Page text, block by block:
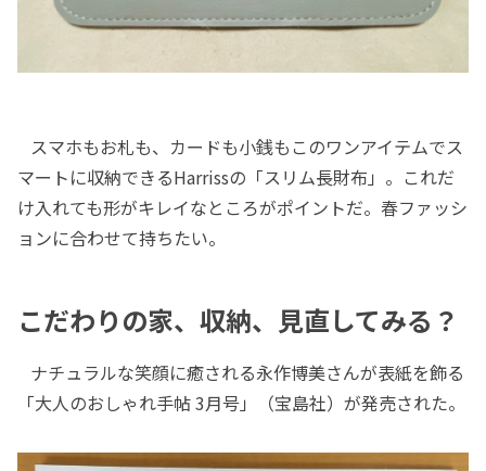
スマホもお札も、カードも小銭もこのワンアイテムでス
マートに収納できるHarrissの「スリム長財布」。これだ
け入れても形がキレイなところがポイントだ。春ファッシ
ョンに合わせて持ちたい。
こだわりの家、収納、見直してみる？
ナチュラルな笑顔に癒される永作博美さんが表紙を飾る
「大人のおしゃれ手帖 3月号」（宝島社）が発売された。